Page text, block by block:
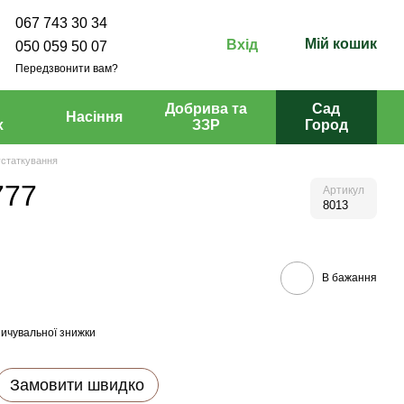
067 743 30 34
050 059 50 07
Передзвонити вам?
Вхід Мій кошик
Насіння
Добрива та
ЗЗР
Сад
Город
Артикул
8013
В бажання
знижки
Замовити швидко